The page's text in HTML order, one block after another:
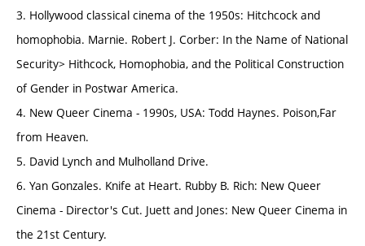
3. Hollywood classical cinema of the 1950s: Hitchcock and
homophobia. Marnie. Robert J. Corber: In the Name of National
Security> Hithcock, Homophobia, and the Political Construction
of Gender in Postwar America.
4. New Queer Cinema - 1990s, USA: Todd Haynes. Poison,Far
from Heaven.
5. David Lynch and Mulholland Drive.
6. Yan Gonzales. Knife at Heart. Rubby B. Rich: New Queer
Cinema - Director's Cut. Juett and Jones: New Queer Cinema in
the 21st Century.